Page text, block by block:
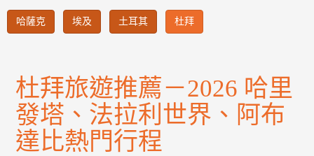
哈薩克 埃及 土耳其 杜拜
杜拜旅遊推薦－2026 哈里
發塔、法拉利世界、阿布
達比熱門行程